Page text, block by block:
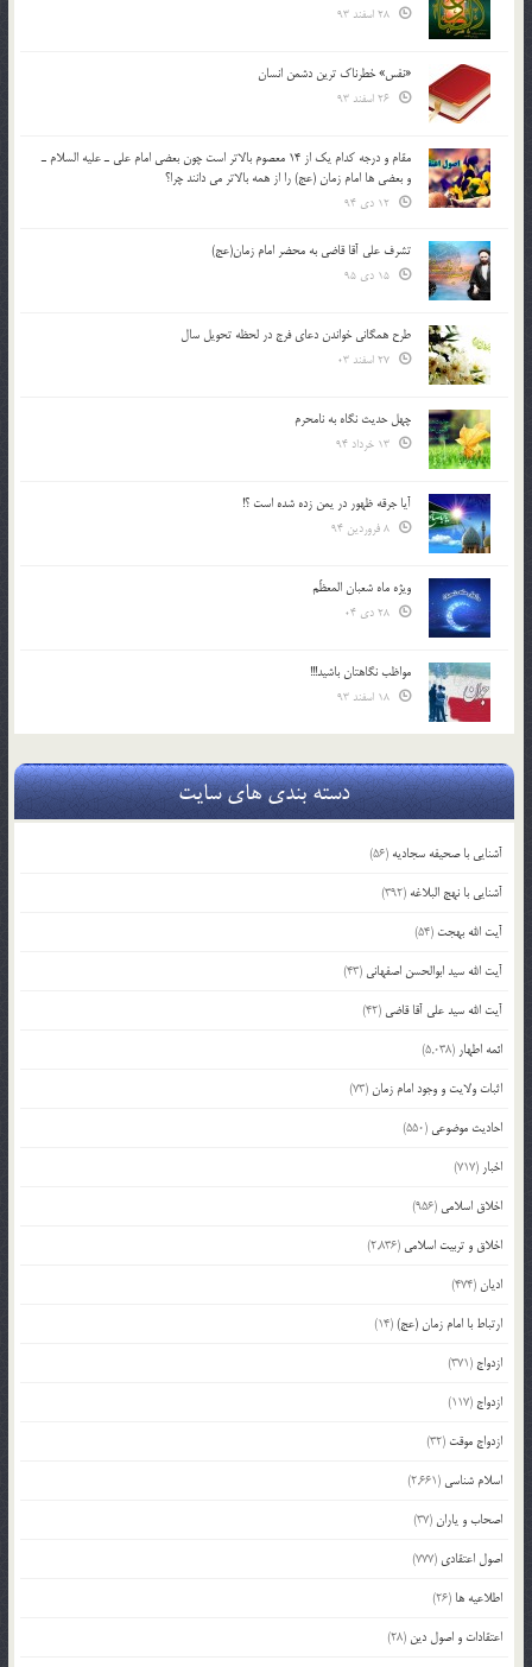
«نفس» خطرناک ترین دشمن انسان
مقام و درجه كدام يك از 14 معصوم بالاتر است چون بعضي امام علي ـ عليه السلام ـ
و بعضي ها امام زمان (عج) را از همه بالاتر مي دانند چرا؟
تشرف علي آقا قاضي به محضر امام زمان(عج)
طرح همگانی خواندن دعای فرج در لحظه تحویل سال
چهل حدیث نگاه به نامحرم
آیا جرقه ظهور در یمن زده شده است ؟!
ویژه ماه شعبان المعظّم
مواظب نگاهتان باشید!!!
دسته بندی های سایت
آشنایی با صحیفه سجادیه (56)
آشنایی با نهج البلاغه (392)
آیت الله بهجت (54)
آیت الله سید ابوالحسن اصفهانی (43)
آیت الله سید علی آقا قاضی (42)
ائمه اطهار (5,038)
اثبات ولایت و وجود امام زمان(73)
احادیث موضوعی (550)
اخبار (717)
اخلاق اسلامی (956)
اخلاق و تربیت اسلامی (2,836)
ادیان(474)
ارتباط با امام زمان (عج)(14)
ازدواج (371)
ازدواج (117)
ازدواج موقت (32)
اسلام شناسی (2,661)
اصحاب و یاران(37)
اصول اعتقادی (777)
اطلاعیه ها (26)
اعتقادات و اصول دین (28)